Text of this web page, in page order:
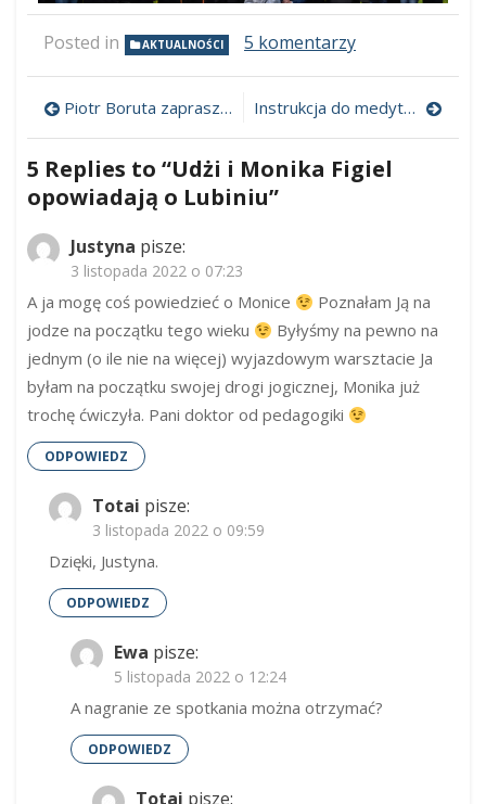
Posted in AKTUALNOŚCI 5 komentarzydo
i
Monika
o
Nawigacja
wpisu
Piotr Boruta zaprasza: Teatr – zen – improwizacja czyli próba wyjścia poza schematy – tyle że już nie taka próba, ale grupa Instrukcja do medytacji zen
5 Replies to “Udżi i Monika Figiel
opowiadają o Lubiniu”
Justyna pisze:
3 listopada 2022 o 07:23
A ja mogę coś powiedzieć o Monice
Poznałam Ją na
jodze na początku tego wieku
Byłyśmy na pewno na
jednym (o ile nie na więcej) wyjazdowym warsztacie Ja
byłam na początku swojej drogi jogicznej, Monika już
trochę ćwiczyła. Pani doktor od pedagogiki
ODPOWIEDZ
Totai pisze:
3 listopada 2022 o 09:59
Dzięki, Justyna.
ODPOWIEDZ
Ewa pisze:
5 listopada 2022 o 12:24
A nagranie ze spotkania można otrzymać?
ODPOWIEDZ
Totai pisze: